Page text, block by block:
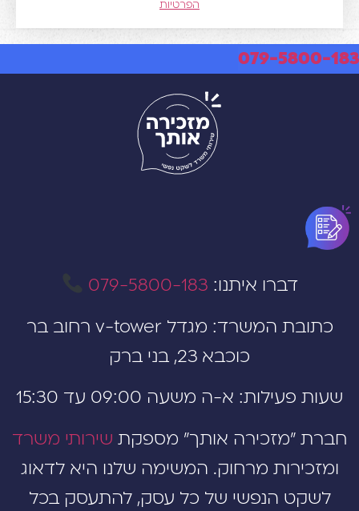
079-
דברו איתנו:079-5800-183
כתובת המשרד: מגדל v-tower רחוב בר
כוכבא 23, בני ברק
א-ה משעה 09:00 עד 15:30
״מזכירה אותך״ מספקתשירותי משרד
מרחוק. המשימה שלנו היא לדאוג
הנפשי של כל עסק, להתעסק בכל